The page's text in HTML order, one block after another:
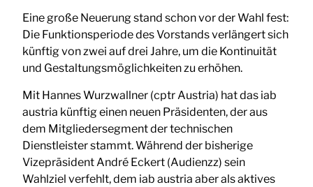
Eine große Neuerung stand schon vor der Wahl fest:
Die Funktionsperiode des Vorstands verlängert sich
künftig von zwei auf drei Jahre, um die Kontinuität
und Gestaltungsmöglichkeiten zu erhöhen.
Mit Hannes Wurzwallner (cptr Austria) hat das iab
austria künftig einen neuen Präsidenten, der aus
dem Mitgliedersegment der technischen
Dienstleister stammt. Während der bisherige
Vizepräsident André Eckert (Audienzz) sein
Wahlziel verfehlt, dem iab austria aber als aktives